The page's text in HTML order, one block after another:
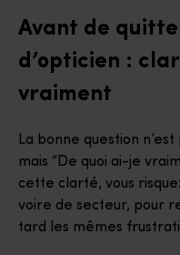
Avant de
d’opticien :
vraiment
La bonne question
mais “De quoi ai-je
cette clarté, vous
voire de secteur, pour
tard les mêmes